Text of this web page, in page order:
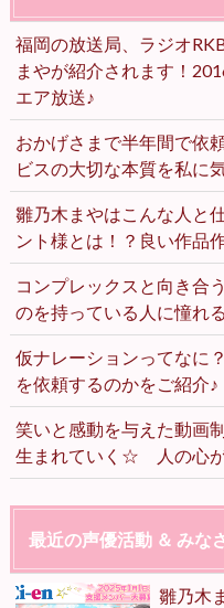
福岡の放送局、ラジオ
まやが紹介されます！
エア放送♪
おかげさまで半年間で依
ビスの大切な本質を私に
雛乃木まやはこんな人と
ント様とは！？良い作品
コンプレックスと向き合
のを持っている人に憧れ
仮ナレーションってなに
を依頼するのかをご紹介♪
笑いと感動を与えた動画
生まれていく☆ 人の心が
最近の声優活動 ＆ みな
雛乃木